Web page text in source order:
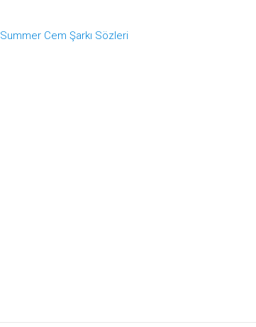
Summer Cem Şarkı Sözleri